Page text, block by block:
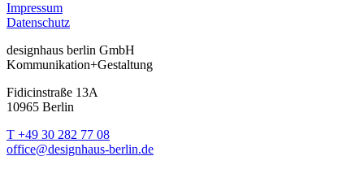
Impressum
Datenschutz
designhaus berlin GmbH
Kommunikation+Gestaltung
Fidicinstraße 13A
10965 Berlin
T +49 30 282 77 08
office@designhaus-berlin.de